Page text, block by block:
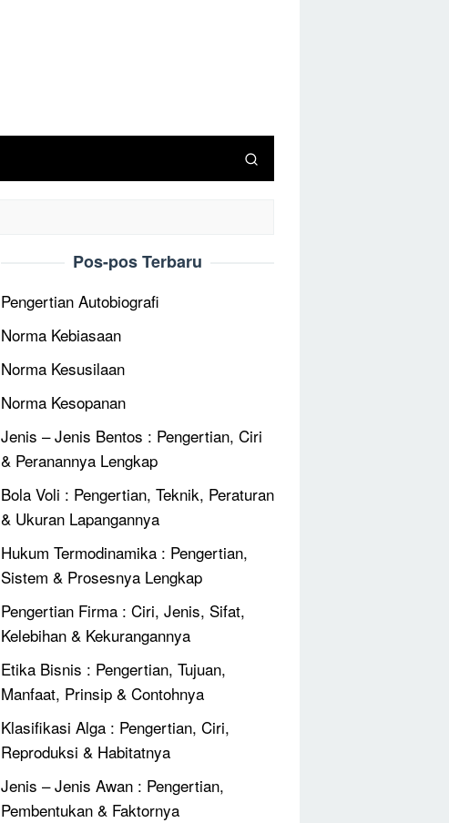
Pos-pos Terbaru
Pengertian Autobiografi
Norma Kebiasaan
Norma Kesusilaan
Norma Kesopanan
Jenis – Jenis Bentos : Pengertian, Ciri
& Peranannya Lengkap
Bola Voli : Pengertian, Teknik, Peraturan
& Ukuran Lapangannya
Hukum Termodinamika : Pengertian,
Sistem & Prosesnya Lengkap
Pengertian Firma : Ciri, Jenis, Sifat,
Kelebihan & Kekurangannya
Etika Bisnis : Pengertian, Tujuan,
Manfaat, Prinsip & Contohnya
Klasifikasi Alga : Pengertian, Ciri,
Reproduksi & Habitatnya
Jenis – Jenis Awan : Pengertian,
Pembentukan & Faktornya